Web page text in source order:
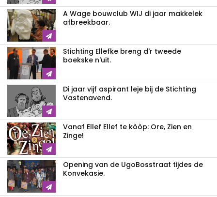
A Wage bouwclub WIJ di jaar makkelek
afbreekbaar.
Stichting Ellefke breng d'r tweede
boekske n'uit.
Di jaar vijf aspirant leje bij de Stichting
Vastenavend.
Vanaf Ellef Ellef te kòòp: Ore, Zien en
Zinge!
Opening van de UgoBosstraat tijdes de
Konvekasie.